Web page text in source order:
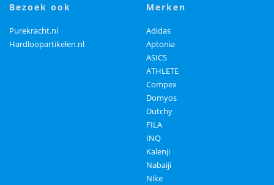
bezoek ook
Purekracht.nl
Hardloopartikelen.nl
merken
Adidas
Aptonia
ASICS
ATHLETE
Compex
Domyos
Dutchy
FILA
INQ
Kalenji
Nabaiji
Nike